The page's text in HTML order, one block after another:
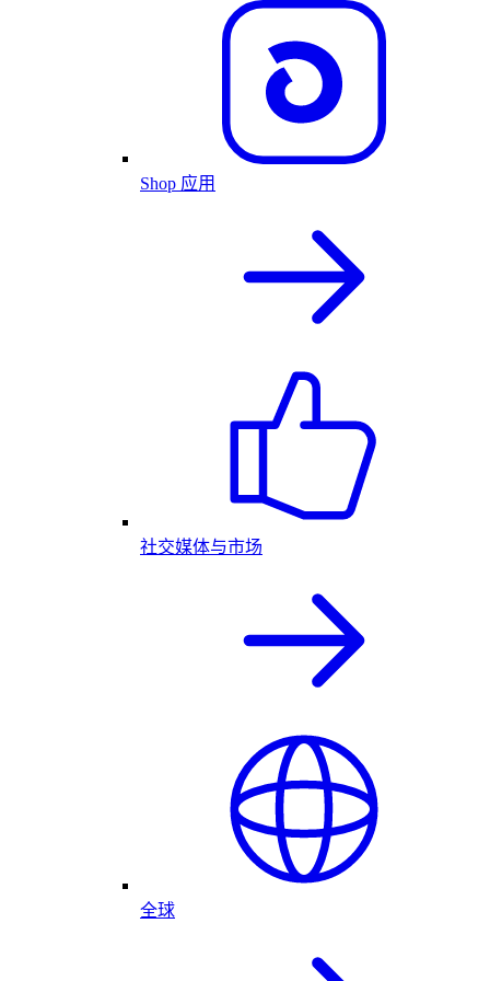
Shop 应用
社交媒体与市场
全球